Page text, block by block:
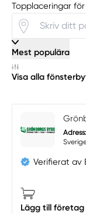
Topplaceringar
Mest populära
Visa alla
Adress:
Verifierat av
Lägg till företag